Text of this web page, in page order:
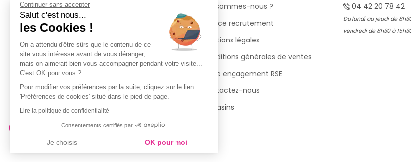
Retours et remboursements
Suivi de commande
Livraisons
Guide des tailles
Politique de confidentialité
Conditions générales d’utilisation
de la Carte de Fidélité
Qui sommes-nous ?
Espace recrutement
Mentions légales
Conditions générales de ventes
Notre engagement RSE
Contactez-nous
Magasins
04 42 20 78 42
Du lundi au jeudi de
vendredi de 8h30 à
Continuer sans accepter
Salut c'est nous...
les Cookies !
On a attendu d'être sûrs que le contenu de ce
site vous intéresse avant de vous déranger,
mais on aimerait bien vous accompagner pendant votre visite...
C'est OK pour vous ?
Pour modifier vos préférences par la suite, cliquez sur le lien
'Préférences de cookies' situé dans le pied de page.
Lire la politique de confidentialité
Consentements certifiés par
Je choisis OK pour moi